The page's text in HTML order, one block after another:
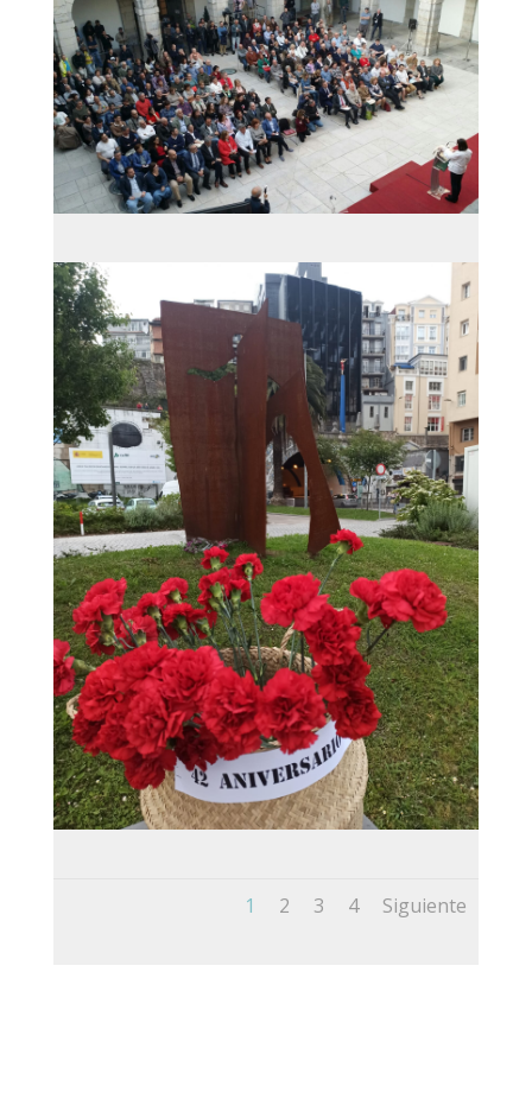
1 2 3 4 Siguiente